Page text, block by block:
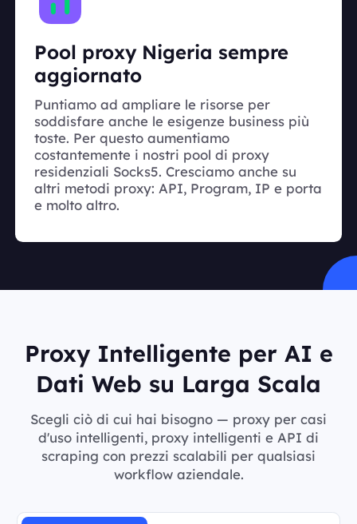
Pool proxy Nigeria sempre
aggiornato
Puntiamo ad ampliare le risorse per
soddisfare anche le esigenze business più
toste. Per questo aumentiamo
costantemente i nostri pool di proxy
residenziali Socks5. Cresciamo anche su
altri metodi proxy: API, Program, IP e porta
e molto altro.
Proxy Intelligente per AI e
Dati Web su Larga Scala
Scegli ciò di cui hai bisogno — proxy per casi
d'uso intelligenti, proxy intelligenti e API di
scraping con prezzi scalabili per qualsiasi
workflow aziendale.